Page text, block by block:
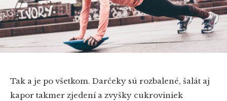
Tak a je po všetkom. Darčeky sú rozbalené, šalát aj
kapor takmer zjedení a zvyšky cukroviniek